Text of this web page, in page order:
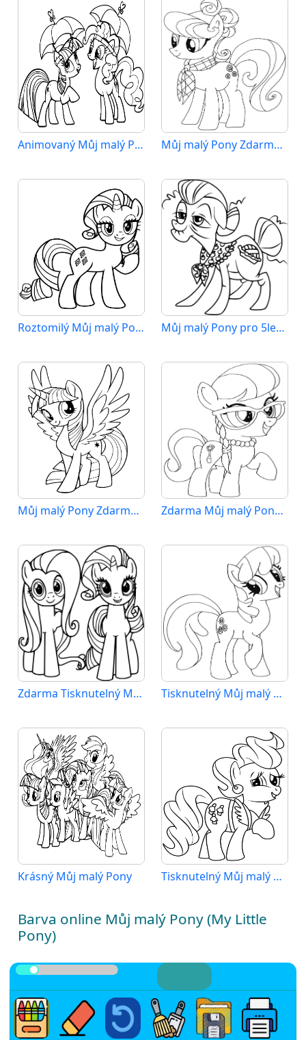
Animovaný Můj malý Pony Můj malý Pony Zdarma Vymalovatelné Obrázek
Roztomilý Můj malý Pony Můj malý Pony pro 5leté Děti
Můj malý Pony Zdarma Tisknutelný Zdarma Můj malý Pony pro Malé Děti
Zdarma Tisknutelný Můj malý Pony Tisknutelný Můj malý Pony
Krásný Můj malý Pony Tisknutelný Můj malý Pony Obrázek pro Děti
Barva online Můj malý Pony (My Little
Pony)